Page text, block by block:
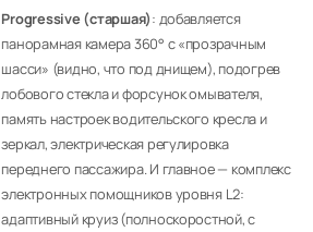
Progressive (старшая): добавляется
панорамная камера 360° с «прозрачным
шасси» (видно, что под днищем), подогрев
лобового стекла и форсунок омывателя,
память настроек водительского кресла и
зеркал, электрическая регулировка
переднего пассажира. И главное — комплекс
электронных помощников уровня L2:
адаптивный круиз (полноскоростной, с